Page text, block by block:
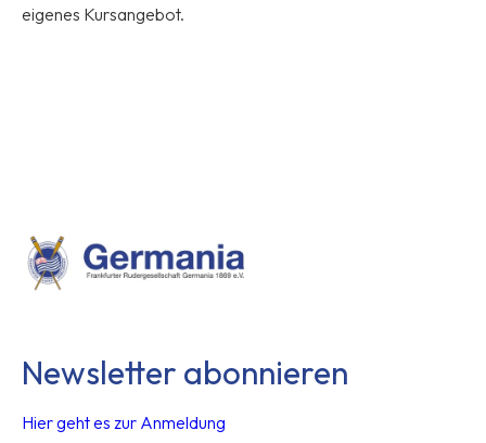
eigenes Kursangebot.
Newsletter abonnieren
Hier geht es zur Anmeldung